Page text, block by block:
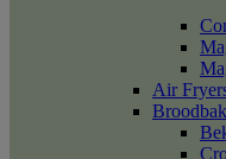
Air